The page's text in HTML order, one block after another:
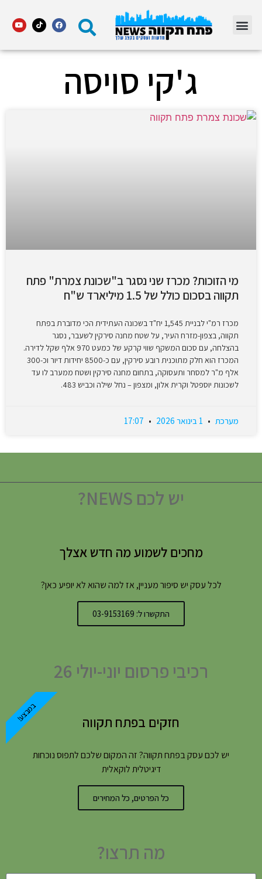
ג'קי סויסה
מי הזוכות? מכרז שני נסגר ב"שכונת צמרת" פתח
תקווה בסכום כולל של 1.5 מיליארד ש"ח
מכרז רמ"י לבניית 1,545 יח"ד בשכונה העתידית הכי מדוברת בפתח
תקווה, בצפון-מזרח העיר, על שטח מחנה סירקין לשעבר, נסגר
בהצלחה, עם סכום המשקף שווי קרקע של כמעט 970 אלף שקל לדירה.
המכרז הוא חלק מתוכנית רובע סירקין, עם כ-8500 יחידות דיור וכ-300
אלף מ"ר למסחר ותעסוקה, בתחום מחנה סירקין ושטח ממערב לו עד
לשכונות יוספטל וקרית אלון, ומצפון – נחל שילה וכביש 483.
מערכת
יש לכם NEWS?
מחכים לשמוע מה חדש אצלך
לכל עסק יש סיפור מעניין, אז למה שהוא לא יופיע כאן?
התקשרו ל: 03-9153169
רכיבי פרסום יוני-יולי 26
חזקים בפתח תקווה
יש לכם עסק בפתח תקווה? זה המקום שלכם לתפוס נוכחות
דיגיטלית לוקאלית
כל הפרטים, כל המחירים
במבצע!
מה תרצו?